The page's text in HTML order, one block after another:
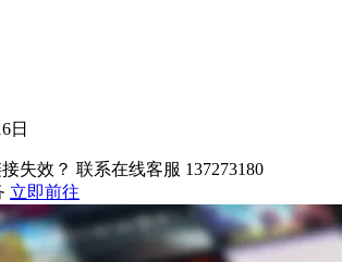
日
失效？ 联系在线客服 137273180
立即前往